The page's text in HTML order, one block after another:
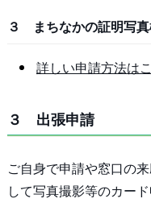
３ まちなかの証明写真
詳しい申請方法は
３ 出張申請
ご自身で申請や窓口の
して写真撮影等のカー